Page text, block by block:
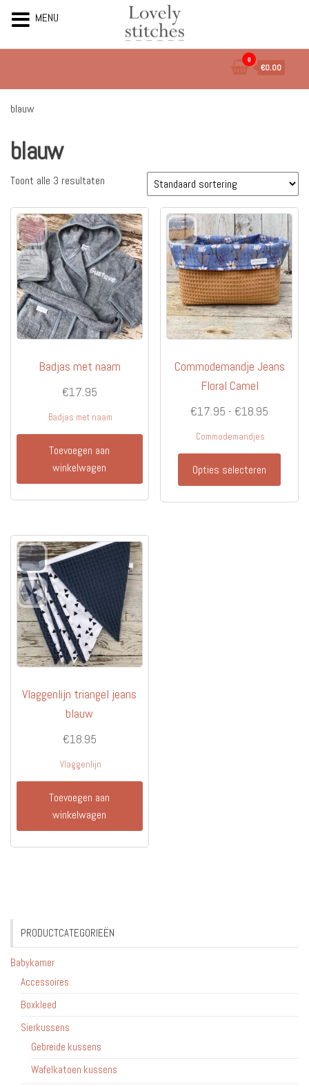
de
inhoud
0
€0.00
blauw
blauw
Toont alle 3 resultaten
Badjas met naam
€17.95
Badjas met naam
Toevoegen aan
winkelwagen
Commodemandje Jeans
Floral Camel
€17.95 - €18.95
Commodemandjes
Opties selecteren
Dit
Vlaggenlijn triangel jeans
blauw
€18.95
Vlaggenlijn
Toevoegen aan
winkelwagen
PRODUCTCATEGORIEËN
Babykamer
Accessoires
Boxkleed
Sierkussens
Gebreide kussens
Wafelkatoen kussens
MENU